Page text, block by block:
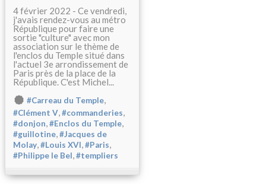
4 février 2022 - Ce vendredi,
j'avais rendez-vous au métro
République pour faire une
sortie "culture" avec mon
association sur le thème de
l'enclos du Temple situé dans
l'actuel 3e arrondissement de
Paris près de la place de la
République. C'est Michel...
#Carreau du Temple,
#Clément V,#commanderies,
#donjon,#Enclos du Temple,
#guillotine,#Jacques de
Molay,#Louis XVI,#Paris,
#Philippe le Bel,#templiers